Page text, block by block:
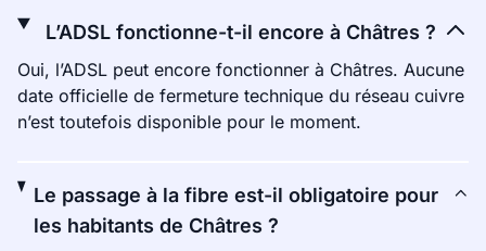
L’ADSL fonctionne-t-il encore à Châtres ?
Oui, l’ADSL peut encore fonctionner à Châtres. Aucune
date officielle de fermeture technique du réseau cuivre
n’est toutefois disponible pour le moment.
Le passage à la fibre est-il obligatoire pour
les habitants de Châtres ?